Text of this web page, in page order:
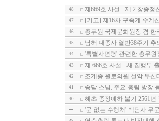
48 제669호 사설 - 제 2 창종정
47 [기고] 제16차 구족계 수계
46 총무원 국제문화원장 겸
45 남허 대종사 열반38주기 추
44 '특별사면령' 관련한 총무원
43 제 666호 사설 - 새 집행부
42 조계종 원로의원 설악 무산
41 송담 스님, 주요 총림 방장
40 혜초 종정예하 불기 2561
'문 없는 수행처' 백담사 무